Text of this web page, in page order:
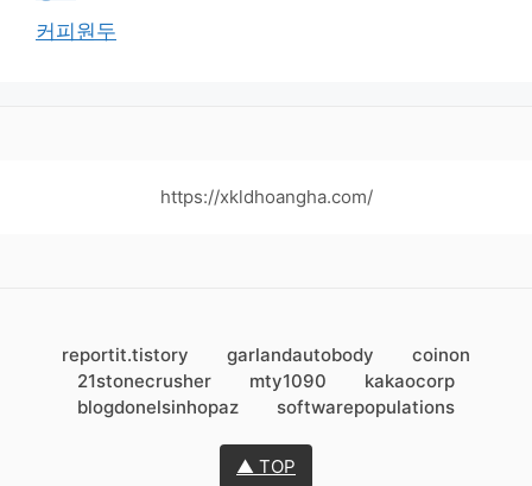
커피원두
https://xkldhoangha.com/
reportit.tistory garlandautobody
coinon
21stonecrusher
mty1090
kakaocorp
blogdonelsinhopaz
softwarepopulations
▲ TOP